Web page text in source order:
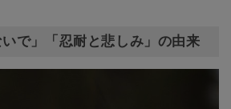
いで」「忍耐と悲しみ」の由来